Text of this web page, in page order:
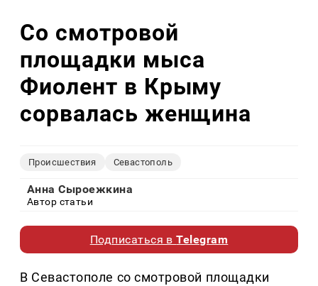
Со смотровой
площадки мыса
Фиолент в Крыму
сорвалась женщина
Происшествия Севастополь
Анна Сыроежкина
Автор статьи
Подписаться вTelegram
В Севастополе со смотровой площадки